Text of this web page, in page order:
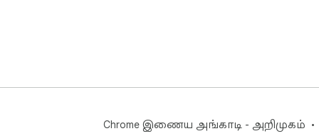
Chrome இணைய அங்காடி - அறிமுகம்